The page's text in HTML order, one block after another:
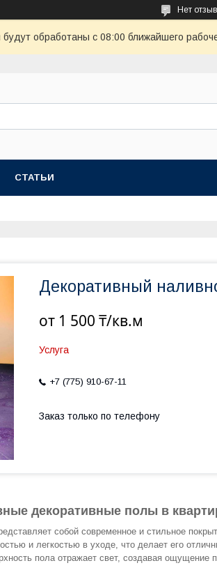
Нет
обработаны с 08:00 ближайшего
СТАТЬИ
Декоративный
от 1 500 ₸/кв.м
Услуга
+7 (775) 910-67-11
Заказ только по телефону
декоративные полы в
собой современное и стильное
и легкостью в уходе, что делает его
пола отражает свет, создавая